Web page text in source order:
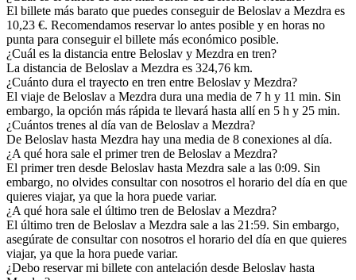
El billete más barato que puedes conseguir de Beloslav a Mezdra es
10,23 €. Recomendamos reservar lo antes posible y en horas no
punta para conseguir el billete más económico posible.
¿Cuál es la distancia entre Beloslav y Mezdra en tren?
La distancia de Beloslav a Mezdra es 324,76 km.
¿Cuánto dura el trayecto en tren entre Beloslav y Mezdra?
El viaje de Beloslav a Mezdra dura una media de 7 h y 11 min. Sin
embargo, la opción más rápida te llevará hasta allí en 5 h y 25 min.
¿Cuántos trenes al día van de Beloslav a Mezdra?
De Beloslav hasta Mezdra hay una media de 8 conexiones al día.
¿A qué hora sale el primer tren de Beloslav a Mezdra?
El primer tren desde Beloslav hasta Mezdra sale a las 0:09. Sin
embargo, no olvides consultar con nosotros el horario del día en que
quieres viajar, ya que la hora puede variar.
¿A qué hora sale el último tren de Beloslav a Mezdra?
El último tren de Beloslav a Mezdra sale a las 21:59. Sin embargo,
asegúrate de consultar con nosotros el horario del día en que quieres
viajar, ya que la hora puede variar.
¿Debo reservar mi billete con antelación desde Beloslav hasta